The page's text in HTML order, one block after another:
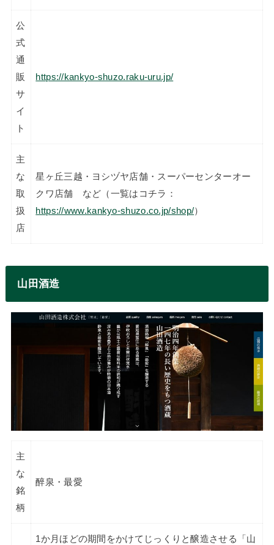
公
式
通
販
サ
イ
ト
https://kankyo-shuzo.raku-uru.jp/
主
な
取
扱
店
星ヶ丘三越・ヨシヅヤ店舗・スーパーセンターオー
クワ店舗 など（一覧はコチラ：
https://www.kankyo-shuzo.co.jp/shop/）
山田酒造
主
な
銘
柄
醉泉・最愛
1か月ほどの期間をかけてじっくりと醸造させる「山